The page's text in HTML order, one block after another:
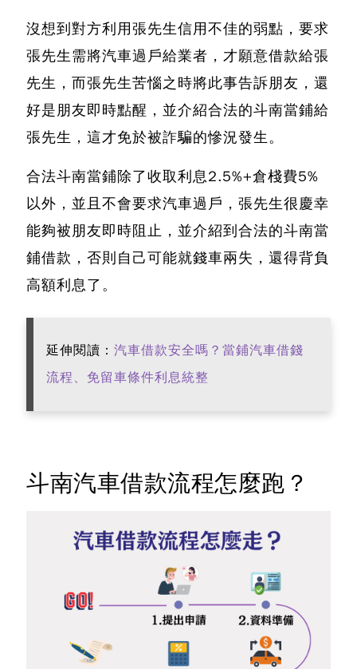
沒想到對方利用張先生信用不佳的弱點，要求
張先生需將汽車過戶給業者，才願意借款給張
先生，而張先生苦惱之時將此事告訴朋友，還
好是朋友即時點醒，並介紹合法的斗南當鋪給
張先生，這才免於被詐騙的慘況發生。
合法斗南當鋪除了收取利息2.5%+倉棧費5%
以外，並且不會要求汽車過戶 ，張先生很慶幸
能夠被朋友即時阻止，並介紹到合法的斗南當
鋪借款，否則自己可能就錢車兩失，還得背負
高額利息了。
延伸閱讀： 汽車借款安全嗎？當鋪汽車借錢
流程、免留車條件利息統整
斗南汽車借款流程怎麼跑？